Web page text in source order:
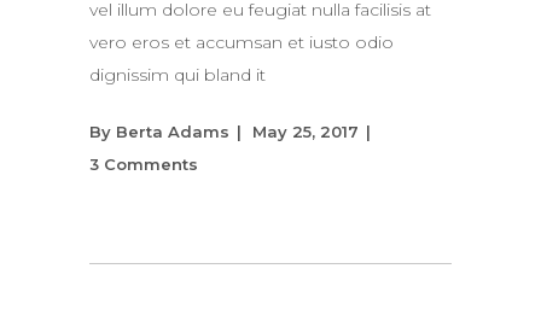
vel illum dolore eu feugiat nulla facilisis at
vero eros et accumsan et iusto odio
dignissim qui bland it
By Berta Adams
May 25, 2017
3 Comments